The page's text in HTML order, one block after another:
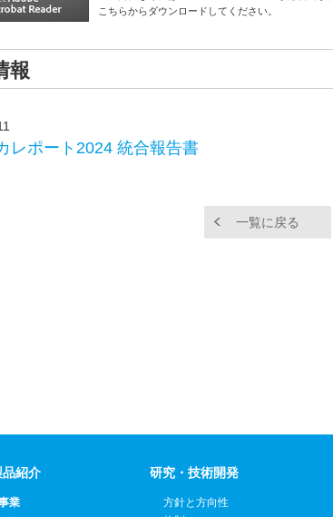
こちらからダウンロードしてください。
報
レポート2024 統合報告書
一覧に戻る
紹介
業
研究・技術開発
方針と方向性